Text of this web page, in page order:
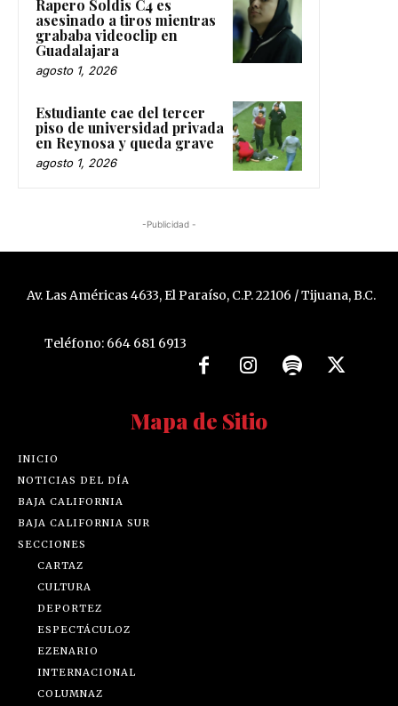
Rapero Soldis C4 es
asesinado a tiros mientras
grababa videoclip en
Guadalajara
agosto 1, 2026
Estudiante cae del tercer
piso de universidad privada
en Reynosa y queda grave
agosto 1, 2026
-Publicidad -
Av. Las Américas 4633, El Paraíso, C.P. 22106 / Tijuana, B.C.
Teléfono: 664 681 6913
Mapa de Sitio
INICIO
NOTICIAS DEL DÍA
BAJA CALIFORNIA
BAJA CALIFORNIA SUR
SECCIONES
CARTAZ
CULTURA
DEPORTEZ
ESPECTÁCULOZ
EZENARIO
INTERNACIONAL
COLUMNAZ